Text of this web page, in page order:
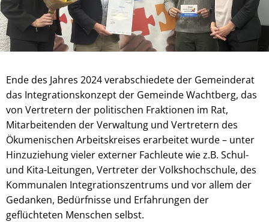
Ende des Jahres 2024 verabschiedete der Gemeinderat
das Integrationskonzept der Gemeinde Wachtberg, das
von Vertretern der politischen Fraktionen im Rat,
Mitarbeitenden der Verwaltung und Vertretern des
Ökumenischen Arbeitskreises erarbeitet wurde – unter
Hinzuziehung vieler externer Fachleute wie z.B. Schul-
und Kita-Leitungen, Vertreter der Volkshochschule, des
Kommunalen Integrationszentrums und vor allem der
Gedanken, Bedürfnisse und Erfahrungen der
geflüchteten Menschen selbst.